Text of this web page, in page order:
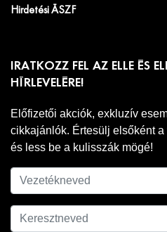
Hirdetési ÁSZF
IRATKOZZ FEL AZ ELLE ÉS
HÍRLEVELÉRE!
Előfizetői akciók, exkluzív
cikkajánlók. Értesülj elsőként
és less be a kulisszák mögé!